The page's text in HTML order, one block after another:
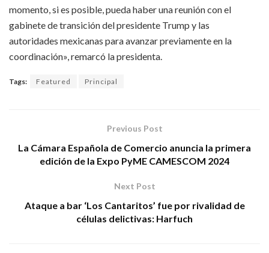
momento, si es posible, pueda haber una reunión con el
gabinete de transición del presidente Trump y las
autoridades mexicanas para avanzar previamente en la
coordinación», remarcó la presidenta.
Tags: Featured Principal
Previous Post
La Cámara Española de Comercio anuncia la primera
edición de la Expo PyME CAMESCOM 2024
Next Post
Ataque a bar ‘Los Cantaritos’ fue por rivalidad de
células delictivas: Harfuch